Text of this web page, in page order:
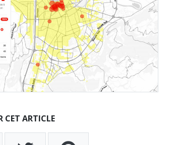
CET ARTICLE